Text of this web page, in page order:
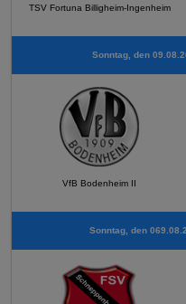
TSV Fortuna Billigheim-Ingenheim
Sonntag, den
VfB Bodenheim II
Sonntag, den